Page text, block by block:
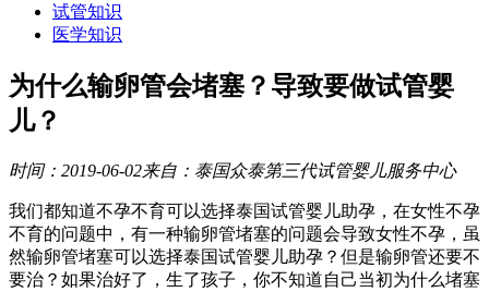
试管知识
医学知识
为什么输卵管会堵塞？导致要做试管婴
儿？
时间：2019-06-02来自：泰国众泰第三代试管婴儿服务中心
我们都知道不孕不育可以选择泰国试管婴儿助孕，在女性不孕
不育的问题中，有一种输卵管堵塞的问题会导致女性不孕，虽
然输卵管堵塞可以选择泰国试管婴儿助孕？但是输卵管还要不
要治？如果治好了，生了孩子，你不知道自己当初为什么堵塞